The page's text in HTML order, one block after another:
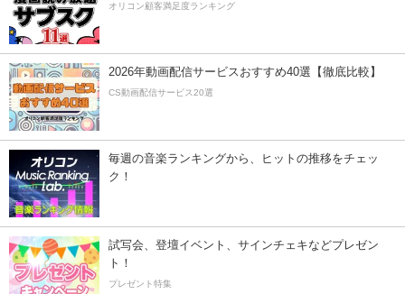
オリコン顧客満足度ランキング
2026年動画配信サービスおすすめ40選【徹底比較】
CS動画配信サービス20選
毎週の音楽ランキングから、ヒットの推移をチェッ
ク！
試写会、登壇イベント、サインチェキなどプレゼン
ト！
プレゼント特集